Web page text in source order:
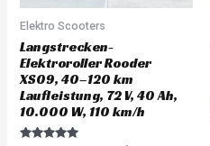
Elektro Scooters
Langstrecken-
Elektroroller Rooder
XS09, 40–120 km
Laufleistung, 72 V, 40 Ah,
10.000 W, 110 km/h